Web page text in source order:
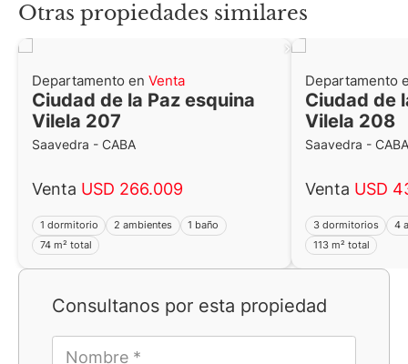
Consultanos por esta propiedad
Otras propiedades similares
Departamento en Venta
Ciudad de la Paz esquina
Vilela 207
Saavedra - CABA
Venta USD 266.009
1 dormitorio 2 ambientes
1 baño
74 m² total
Departamento
Ciudad de
Vilela 208
Saavedra - CABA
Venta USD
3 dormitorios
4
113 m² total